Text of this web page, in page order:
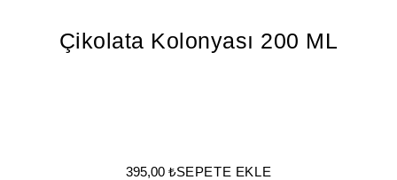
Çikolata Kolonyası 200 ML
395,00 ₺SEPETE EKLE